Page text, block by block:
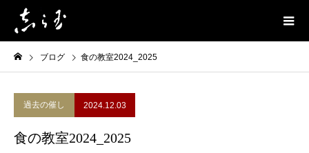
ブログ 食の教室2024_2025
過去の催し 2024.12.03
食の教室2024_2025